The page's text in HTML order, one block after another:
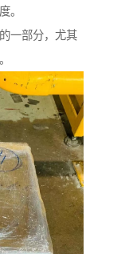
。
一部分，尤其